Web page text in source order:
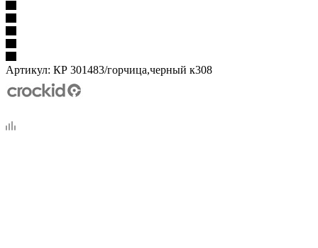
Артикул: КР 301483/горчица,черный к308